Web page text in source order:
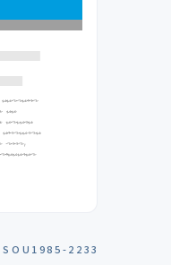
2233